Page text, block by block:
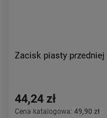
Zacisk piasty przedniej
44,24 zł
Cena katalogowa: 49,90 zł